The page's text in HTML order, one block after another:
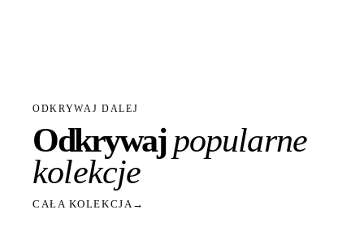
ODKRYWAJ DALEJ
Odkrywajpopularne
kolekcje
CAŁA KOLEKCJA →